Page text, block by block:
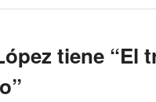
tiene “El